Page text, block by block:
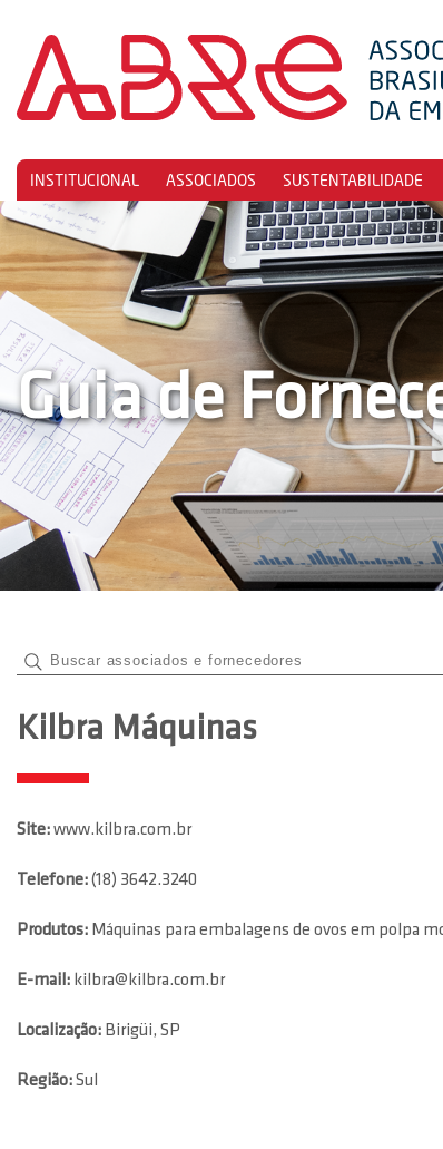
INSTITUCIONAL ASSOCIADOS SUSTENTABILIDADE
Guia de
Kilbra Máquinas
Site:www.kilbra.com.br
Telefone:(18) 3642.3240
Produtos: Máquinas para embalagens de ovos em polpa
E-mail: kilbra@kilbra.com.br
Localização: Birigüi, SP
Região:Sul